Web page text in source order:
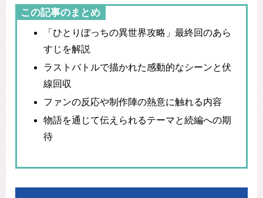
この記事のまとめ
「ひとりぼっちの異世界攻略」最終回のあら
すじを解説
ラストバトルで描かれた感動的なシーンと伏
線回収
ファンの反応や制作陣の熱意に触れる内容
物語を通じて伝えられるテーマと続編への期
待